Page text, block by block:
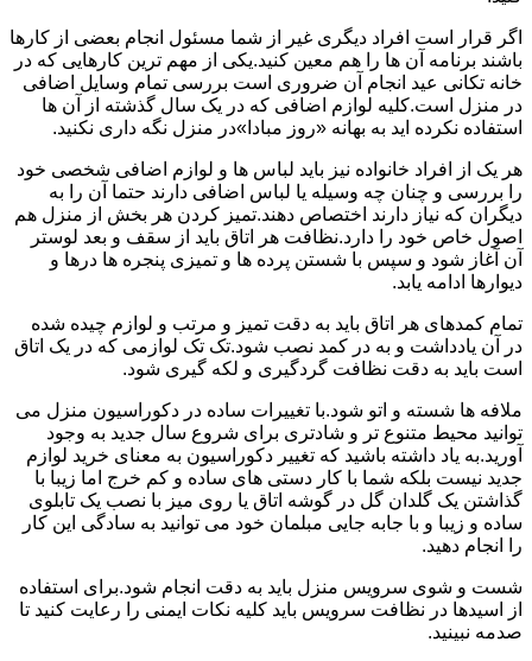
اگر قرار است افراد دیگری غیر از شما مسئول انجام بعضی از کارها
باشند برنامه آن ها را هم معین کنید.یکی از مهم ترین کارهایی که در
خانه تکانی عید انجام آن ضروری است بررسی تمام وسایل اضافی
در منزل است.کلیه لوازم اضافی که در یک سال گذشته از آن ها
استفاده نکرده اید به بهانه «روز مبادا»در منزل نگه داری نکنید.
هر یک از افراد خانواده نیز باید لباس ها و لوازم اضافی شخصی خود
را بررسی و چنان چه وسیله یا لباس اضافی دارند حتما آن را به
دیگران که نیاز دارند اختصاص دهند.تمیز کردن هر بخش از منزل هم
اصول خاص خود را دارد.نظافت هر اتاق باید از سقف و بعد لوستر
آن آغاز شود و سپس با شستن پرده ها و تمیزی پنجره ها درها و
دیوارها ادامه یابد.
تمام کمدهای هر اتاق باید به دقت تمیز و مرتب و لوازم چیده شده
در آن یادداشت و به در کمد نصب شود.تک تک لوازمی که در یک اتاق
است باید به دقت نظافت گردگیری و لکه گیری شود.
ملافه ها شسته و اتو شود.با تغییرات ساده در دکوراسیون منزل می
توانید محیط متنوع تر و شادتری برای شروع سال جدید به وجود
آورید.به یاد داشته باشید که تغییر دکوراسیون به معنای خرید لوازم
جدید نیست بلکه شما با کار دستی های ساده و کم خرج اما زیبا با
گذاشتن یک گلدان گل در گوشه اتاق یا روی میز با نصب یک تابلوی
ساده و زیبا و با جابه جایی مبلمان خود می توانید به سادگی این کار
را انجام دهید.
شست و شوی سرویس منزل باید به دقت انجام شود.برای استفاده
از اسیدها در نظافت سرویس باید کلیه نکات ایمنی را رعایت کنید تا
صدمه نبینید.